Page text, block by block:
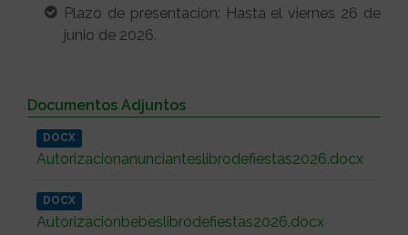
Plazo de presentación: Hasta el viernes 26 de
junio de 2026.
Documentos Adjuntos
DOCX
Autorizacionanuncianteslibrodefiestas2026.docx
DOCX
Autorizacionbebeslibrodefiestas2026.docx